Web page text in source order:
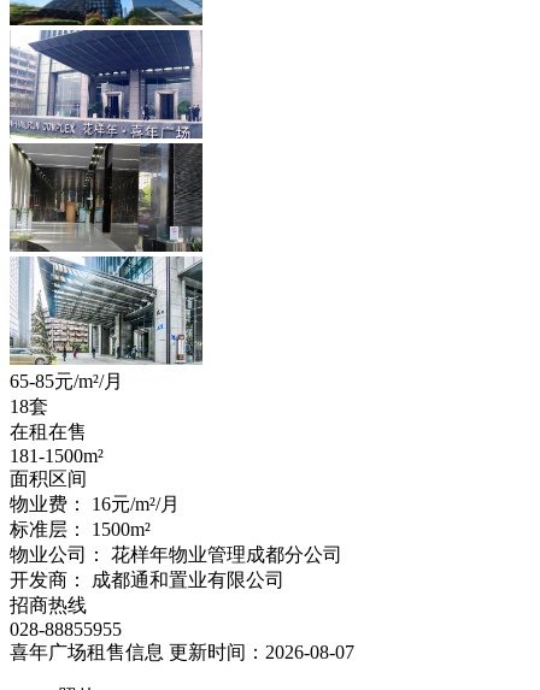
65-85元/m²/月
18套
在租在售
181-1500m²
面积区间
物业费：
16元/m²/月
标准层：
1500m²
物业公司：
花样年物业管理成都分公司
开发商：
成都通和置业有限公司
招商热线
028-88855955
喜年广场租售信息 更新时间：2026-08-07